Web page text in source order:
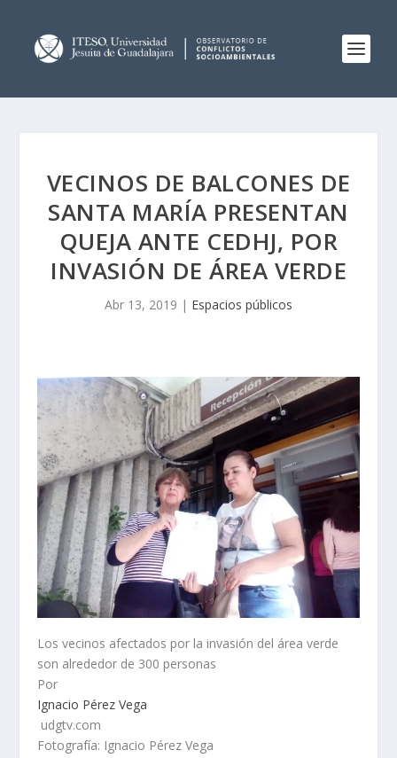
VECINOS DE BALCONES DE
SANTA MARÍA PRESENTAN
QUEJA ANTE CEDHJ, POR
INVASIÓN DE ÁREA VERDE
Abr 13, 2019 | Espacios públicos
Los vecinos afectados por la invasión del área verde
son alrededor de 300 personas
Por
Ignacio Pérez Vega
udgtv.com
Fotografía: Ignacio Pérez Vega